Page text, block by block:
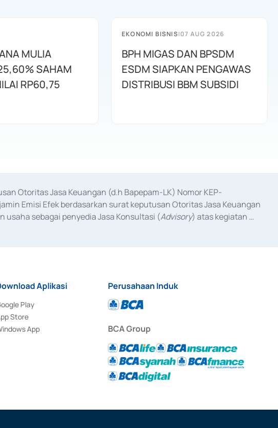
MULIA
SAHAM
RP60,75
EKONOMI BISNIS|07 AUG 2026
BPH MIGAS DAN BPSDM
ESDM SIAPKAN PENGAWAS
DISTRIBUSI BBM SUBSIDI
Otoritas Jasa Keuangan (d.h Bapepam-LK) Nomor KEP-
Emisi Efek berdasarkan surat keputusan Otoritas Jasa Keuangan
usaha sebagai penyedia Jasa Konsultasi (Advisory) atas kegiatan
Aplikasi
Play
Store
App
Perusahaan Induk
BCA Group